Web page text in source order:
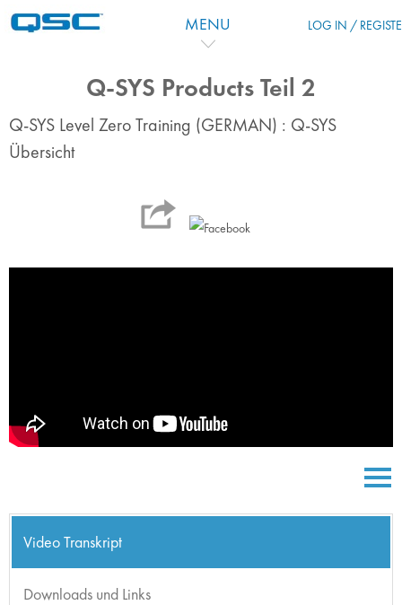
MENU LOG IN /
Q-SYS Products Teil 2
Q-SYS Level Zero Training (GERMAN) : Q-SYS
Übersicht
Video Transkript
Downloads und Links